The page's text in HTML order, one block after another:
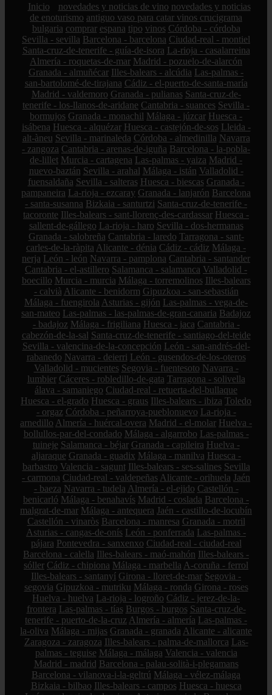
Inicio novedades y noticias de vino novedades y noticias
de enoturismo antiguo vaso para catar vinos crucigrama
bulgaria comprar espana tipo vinos Córdoba - córdoba
Sevilla - sevilla Barcelona - barcelona Ciudad-real - montiel
Santa-cruz-de-tenerife - guía-de-isora La-rioja - casalarreina
Almería - roquetas-de-mar Madrid - pozuelo-de-alarcón
Granada - almuñécar Illes-balears - alcúdia Las-palmas -
san-bartolomé-de-tirajana Cádiz - el-puerto-de-santa-maría
Madrid - valdemoro Granada - pulianas Santa-cruz-de-
tenerife - los-llanos-de-aridane Cantabria - suances Sevilla -
bormujos Granada - monachil Málaga - júzcar Huesca -
isábena Huesca - alquézar Huesca - castejón-de-sos Lleida -
alt-àneu Sevilla - marinaleda Córdoba - almedinilla Navarra
- zangoza Cantabria - arenas-de-iguña Barcelona - la-pobla-
de-lillet Murcia - cartagena Las-palmas - yaiza Madrid -
nuevo-baztán Sevilla - arahal Málaga - istán Valladolid -
fuensaldaña Sevilla - salteras Huesca - biescas Granada -
pampaneira La-rioja - ezcaray Granada - lanjarón Barcelona
- santa-susanna Bizkaia - santurtzi Santa-cruz-de-tenerife -
tacoronte Illes-balears - sant-llorenç-des-cardassar Huesca -
sallent-de-gállego La-rioja - haro Sevilla - dos-hermanas
Granada - salobreña Cantabria - laredo Tarragona - sant-
carles-de-la-ràpita Alicante - dénia Cádiz - cádiz Málaga -
nerja León - león Navarra - pamplona Cantabria - santander
Cantabria - el-astillero Salamanca - salamanca Valladolid -
boecillo Murcia - murcia Málaga - torremolinos Illes-balears
- calvià Alicante - benidorm Gipuzkoa - san-sebastián
Málaga - fuengirola Asturias - gijón Las-palmas - vega-de-
san-mateo Las-palmas - las-palmas-de-gran-canaria Badajoz
- badajoz Málaga - frigiliana Huesca - jaca Cantabria -
cabezón-de-la-sal Santa-cruz-de-tenerife - santiago-del-teide
Sevilla - valencina-de-la-concepción León - san-andrés-del-
rabanedo Navarra - deierri León - gusendos-de-los-oteros
Valladolid - mucientes Segovia - fuentesoto Navarra -
lumbier Cáceres - robledillo-de-gata Tarragona - solivella
álava - samaniego Ciudad-real - retuerta-del-bullaque
Huesca - el-grado Huesca - graus Illes-balears - ibiza Toledo
- orgaz Córdoba - peñarroya-pueblonuevo La-rioja -
arnedillo Almería - huércal-overa Madrid - el-molar Huelva -
bollullos-par-del-condado Málaga - algarrobo Las-palmas -
tuineje Salamanca - béjar Granada - capileira Huelva -
aljaraque Granada - guadix Málaga - manilva Huesca -
barbastro Valencia - sagunt Illes-balears - ses-salines Sevilla
- carmona Ciudad-real - valdepeñas Alicante - orihuela Jaén
- baeza Navarra - tudela Almería - el-ejido Castellón -
benicarló Málaga - benahavís Madrid - coslada Barcelona -
malgrat-de-mar Málaga - antequera Jaén - castillo-de-locubín
Castellón - vinaròs Barcelona - manresa Granada - motril
Asturias - cangas-de-onís León - ponferrada Las-palmas -
pájara Pontevedra - sanxenxo Ciudad-real - ciudad-real
Barcelona - calella Illes-balears - maó-mahón Illes-balears -
sóller Cádiz - chipiona Málaga - marbella A-coruña - ferrol
Illes-balears - santanyí Girona - lloret-de-mar Segovia -
segovia Gipuzkoa - mutriku Málaga - ronda Girona - roses
Huelva - huelva La-rioja - logroño Cádiz - jerez-de-la-
frontera Las-palmas - tías Burgos - burgos Santa-cruz-de-
tenerife - puerto-de-la-cruz Almería - almería Las-palmas -
la-oliva Málaga - mijas Granada - granada Alicante - alicante
Zaragoza - zaragoza Illes-balears - palma-de-mallorca Las-
palmas - teguise Málaga - málaga Valencia - valencia
Madrid - madrid Barcelona - palau-solità-i-plegamans
Barcelona - vilanova-i-la-geltrú Málaga - vélez-málaga
Bizkaia - bilbao Illes-balears - campos Huesca - huesca